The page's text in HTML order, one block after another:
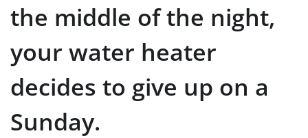
the middle of the night,
your water heater
decides to give up on a
Sunday.